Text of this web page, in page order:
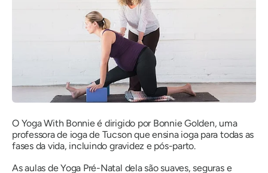
O Yoga With Bonnie é dirigido por Bonnie Golden, uma
professora de ioga de Tucson que ensina ioga para todas as
fases da vida, incluindo gravidez e pós-parto.
As aulas de Yoga Pré-Natal dela são suaves, seguras e